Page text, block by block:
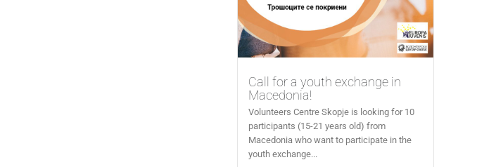
Call for a youth exchange in
Macedonia!
Volunteers Centre Skopje is looking for 10
participants (15-21 years old) from
Macedonia who want to participate in the
youth exchange...